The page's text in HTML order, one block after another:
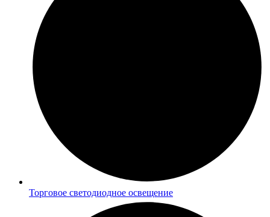
Торговое светодиодное освещение